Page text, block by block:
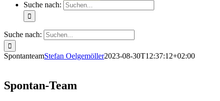
Suche nach:
Suche nach:
SpontanteamStefan Oelgemöller2023-08-30T12:37:12+02:00
Spontan-Team